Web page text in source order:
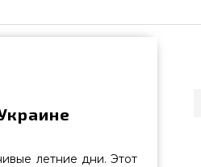
летние дни. Этот